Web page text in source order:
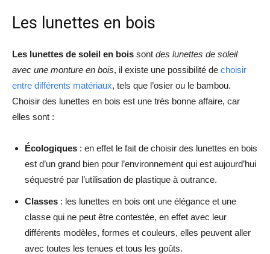
Les lunettes en bois
Les lunettes de soleil en bois sont des lunettes de soleil
avec une monture en bois, il existe une possibilité de choisir
entre différents matériaux, tels que l’osier ou le bambou.
Choisir des lunettes en bois est une très bonne affaire, car
elles sont :
Écologiques : en effet le fait de choisir des lunettes en bois
est d’un grand bien pour l’environnement qui est aujourd’hui
séquestré par l’utilisation de plastique à outrance.
Classes : les lunettes en bois ont une élégance et une
classe qui ne peut être contestée, en effet avec leur
différents modèles, formes et couleurs, elles peuvent aller
avec toutes les tenues et tous les goûts.